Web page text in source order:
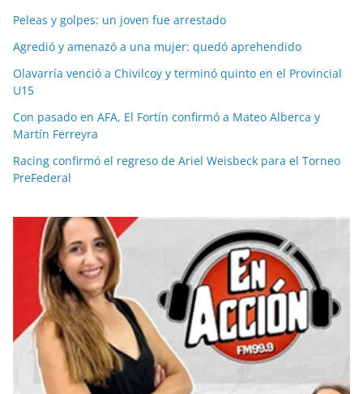
Peleas y golpes: un joven fue arrestado
Agredió y amenazó a una mujer: quedó aprehendido
Olavarría venció a Chivilcoy y terminó quinto en el Provincial
U15
Con pasado en AFA, El Fortín confirmó a Mateo Alberca y
Martín Ferreyra
Racing confirmó el regreso de Ariel Weisbeck para el Torneo
PreFederal